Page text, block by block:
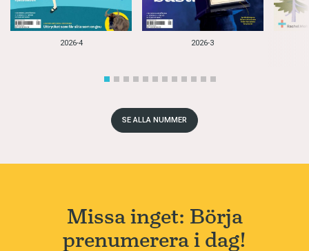
2026-4 2026-3
SE ALLA NUMMER
Missa inget: Börja
prenumerera i dag!